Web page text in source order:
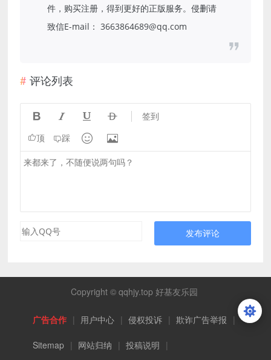
件，购买注册，得到更好的正版服务。侵删请
致信E-mail： 3663864689@qq.com
评论列表
    签到
顶 踩  
发布评论
Copyright © qqhjy.top 好基友乐园
广告合作 | 用户中心 | 侵权投诉 | 欺诈广告举报 |
Sitemap | 网站归纳 | 投稿说明 |